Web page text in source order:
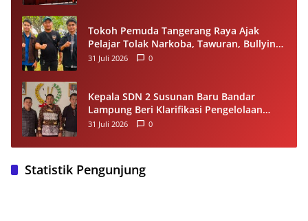
Tokoh Pemuda Tangerang Raya Ajak
Pelajar Tolak Narkoba, Tawuran, Bullying
dan Miras
31 Juli 2026 0
Kepala SDN 2 Susunan Baru Bandar
Lampung Beri Klarifikasi Pengelolaan
Dana BOS, Tegaskan Sesuai Juknis
31 Juli 2026 0
Statistik Pengunjung